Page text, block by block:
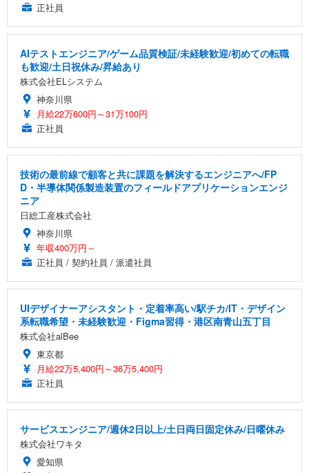
正社員
AIテストエンジニア/ゲーム品質検証/未経験歓迎/初めての転職
も歓迎/土日祝休み/昇給あり
株式会社ELシステム
神奈川県
月給22万600円～31万100円
正社員
技術の最前線で顧客と共に課題を解決するエンジニアへ/FP
D・半導体関係製造装置のフィールドアプリケーションエンジ
ニア
日総工産株式会社
神奈川県
年収400万円～
正社員 / 契約社員 / 派遣社員
UIデザイナーアシスタント・定着率高い/駅チカ/IT・デザイン
系転職希望・未経験歓迎・Figma習得・港区南青山五丁目
株式会社alBee
東京都
月給22万5,400円～36万5,400円
正社員
サービスエンジニア/週休2日以上/土日両日固定休み/日曜休み
株式会社ワキタ
愛知県